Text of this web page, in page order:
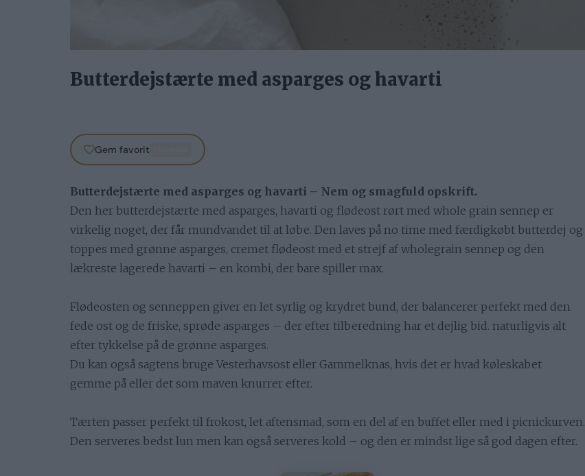
Butterdejstærte med asparges og havarti
Gem favorit
Butterdejstærte med asparges og havarti – Nem og smagfuld opskrift.
Den her butterdejstærte med asparges, havarti og flødeost rørt med whole grain sennep er
virkelig noget, der får mundvandet til at løbe. Den laves på no time med færdigkøbt butterdej og
toppes med grønne asparges, cremet flødeost med et strejf af wholegrain sennep og den
lækreste lagerede havarti – en kombi, der bare spiller max.
Flødeosten og senneppen giver en let syrlig og krydret bund, der balancerer perfekt med den
fede ost og de friske, sprøde asparges – der efter tilberedning har et dejlig bid. naturligvis alt
efter tykkelse på de grønne asparges.
Du kan også sagtens bruge Vesterhavsost eller Gammelknas, hvis det er hvad køleskabet
gemme på eller det som maven knurrer efter.
Tærten passer perfekt til frokost, let aftensmad, som en del af en buffet eller med i picnickurven.
Den serveres bedst lun men kan også serveres kold – og den er mindst lige så god dagen efter.